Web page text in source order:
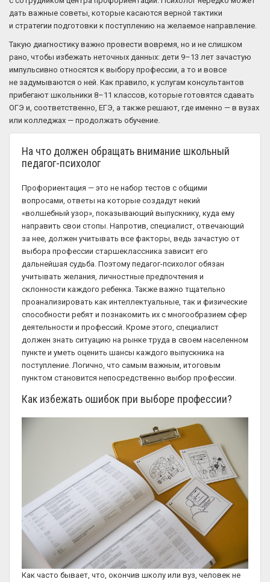
дать важные советы, которые касаются верной тактики
и стратегии подготовки к поступлению на желаемое направление.
Такую диагностику важно провести вовремя, но и не слишком
рано, чтобы избежать неточных данных: дети 9–13 лет зачастую
импульсивно относятся к выбору профессии, а то и вовсе
не задумываются о ней. Как правило, к услугам консультантов
прибегают школьники 8–11 классов, которые готовятся сдавать
ОГЭ и, соответственно, ЕГЭ, а также решают, где именно — в вузах
или колледжах — продолжать обучение.
На что должен обращать внимание школьный
педагог-психолог
Профориентация — это не набор тестов с общими
вопросами, ответы на которые создадут некий
«волшебный узор», показывающий выпускнику, куда ему
направить свои стопы. Напротив, специалист, отвечающий
за нее, должен учитывать все факторы, ведь зачастую от
выбора профессии старшеклассника зависит его
дальнейшая судьба. Поэтому педагог-психолог обязан
учитывать желания, личностные предпочтения и
склонности каждого ребенка. Также важно тщательно
проанализировать как интеллектуальные, так и физические
способности ребят и познакомить их с многообразием сфер
деятельности и профессий. Кроме этого, специалист
должен знать ситуацию на рынке труда в своем населенном
пункте и уметь оценить шансы каждого выпускника на
поступление. Логично, что самым важным, итоговым
пунктом становится непосредственно выбор профессии.
Как избежать ошибок при выборе профессии?
Как часто бывает, что, окончив школу или вуз, человек не